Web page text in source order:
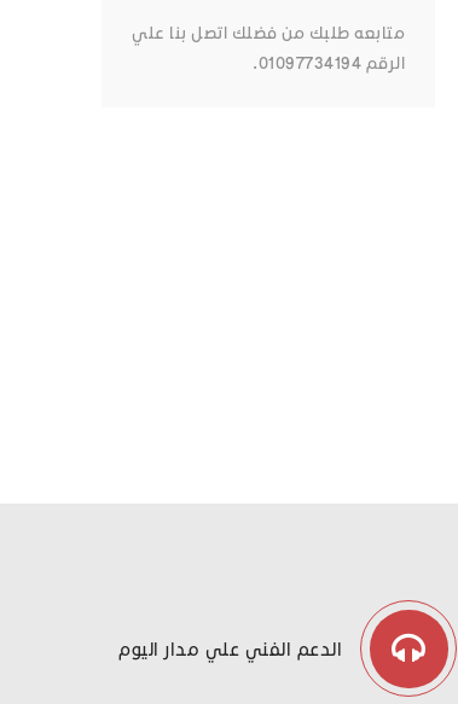
متابعه طلبك من فضلك اتصل بنا علي
الرقم 01097734194.
الدعم الفني علي مدار اليوم